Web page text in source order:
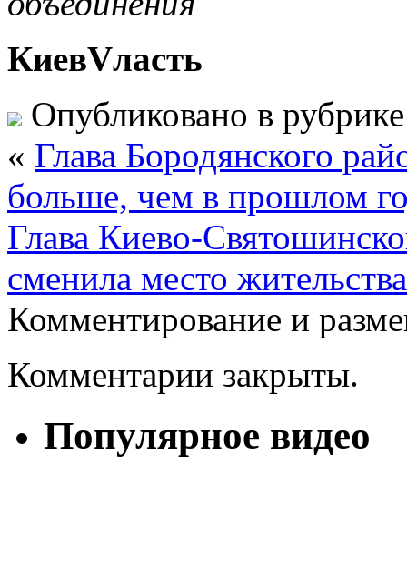
КиевVласть
Опубликовано в
« Глава Бородянского
больше, чем в прошлом
Глава Киево-
сменила место
Комментирование и
Комментарии закрыты.
Популярное видео